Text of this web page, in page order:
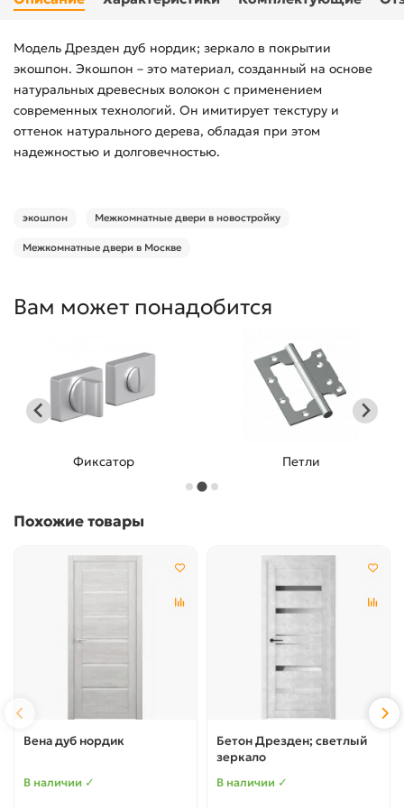
Модель Дрезден дуб нордик; зеркало в покрытии
экошпон. Экошпон – это материал, созданный на основе
натуральных древесных волокон с применением
современных технологий. Он имитирует текстуру и
оттенок натурального дерева, обладая при этом
надежностью и долговечностью.
экошпон Межкомнатные двери в новостройку
Межкомнатные двери в Москве
Вам может понадобится
Фиксатор Петли
Похожие товары
Вена дуб нордик
В наличии ✓
Бетон Дрезден; светлый
зеркало
В наличии ✓